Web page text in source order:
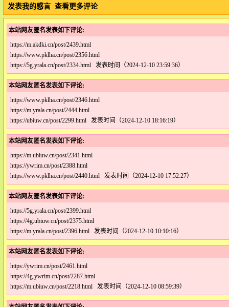
发表我的感言 查看更多评论
本站网友匿名发表如下评论:
https://m.akdki.cn/post/2439.html
https://www.pklha.cn/post/2356.html
https://5g.yrala.cn/post/2334.html 发表时间（2024-12-10 23:59:36）
本站网友匿名发表如下评论:
https://www.pklha.cn/post/2346.html
https://m.yrala.cn/post/2444.html
https://ubiuw.cn/post/2299.html 发表时间（2024-12-10 18:16:19）
本站网友匿名发表如下评论:
https://m.ubiuw.cn/post/2341.html
https://ywrim.cn/post/2388.html
https://www.pklha.cn/post/2440.html 发表时间（2024-12-10 17:52:27）
本站网友匿名发表如下评论:
https://5g.yrala.cn/post/2399.html
https://4g.ubiuw.cn/post/2375.html
https://m.yrala.cn/post/2396.html 发表时间（2024-12-10 10:10:16）
本站网友匿名发表如下评论:
https://ywrim.cn/post/2461.html
https://4g.ywrim.cn/post/2287.html
https://m.ubiuw.cn/post/2218.html 发表时间（2024-12-10 08:59:39）